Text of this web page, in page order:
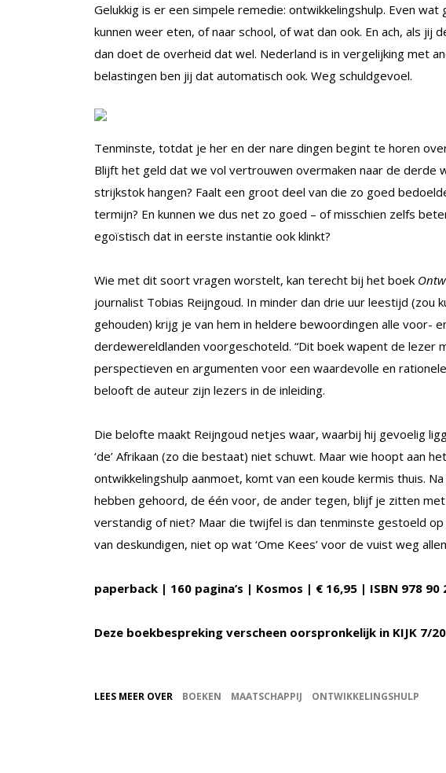
Gelukkig is er een simpele remedie: ontwikkelingshulp. Even
kunnen weer eten, of naar school, of wat dan ook. En ach, als
dan doet de overheid dat wel. Nederland is in vergelijking met
belastingen ben jij dat automatisch ook. Weg schuldgevoel.
Tenminste, totdat je her en der nare dingen begint te horen
Blijft het geld dat we vol vertrouwen overmaken naar de derde
strijkstok hangen? Faalt een groot deel van die zo goed
termijn? En kunnen we dus net zo goed – of misschien zelfs
egoïstisch dat in eerste instantie ook klinkt?
Wie met dit soort vragen worstelt, kan terecht bij het boek
journalist Tobias Reijngoud. In minder dan drie uur leestijd (zou
gehouden) krijg je van hem in heldere bewoordingen alle voor-
derdewereldlanden voorgeschoteld. “Dit boek wapent de lezer
perspectieven en argumenten voor een waardevolle en
belooft de auteur zijn lezers in de inleiding.
Die belofte maakt Reijngoud netjes waar, waarbij hij gevoelig
‘de’ Afrikaan (zo die bestaat) niet schuwt. Maar wie hoopt aan
ontwikkelingshulp aanmoet, komt van een koude kermis thuis.
hebben gehoord, de één voor, de ander tegen, blijf je zitten
verstandig of niet? Maar die twijfel is dan tenminste gestoeld
van deskundigen, niet op wat ‘Ome Kees’ voor de vuist weg
paperback | 160 pagina’s | Kosmos | € 16,95 | ISBN 978 90
Deze boekbespreking verscheen oorspronkelijk in KIJK 7/
LEES MEER OVER BOEKEN MAATSCHAPPIJ ONTWIKKELINGSHULP